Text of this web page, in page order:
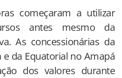
começaram a utilizar
antes mesmo da
As concessionárias da
e da Equatorial no Amapá
dos valores durante